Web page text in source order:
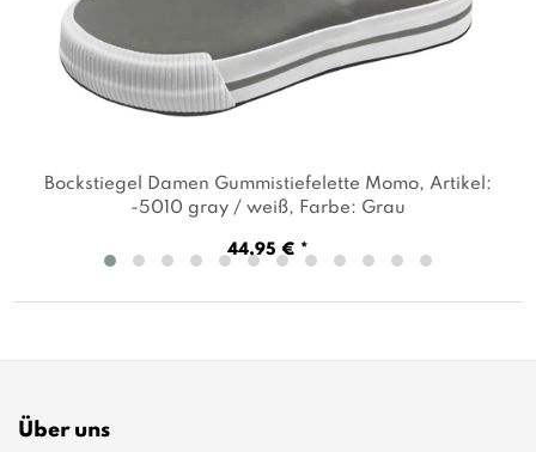
Bockstiegel Damen Gummistiefelette Momo, Artikel:
-5010 gray / weiß, Farbe: Grau
44,95 € *
Über uns